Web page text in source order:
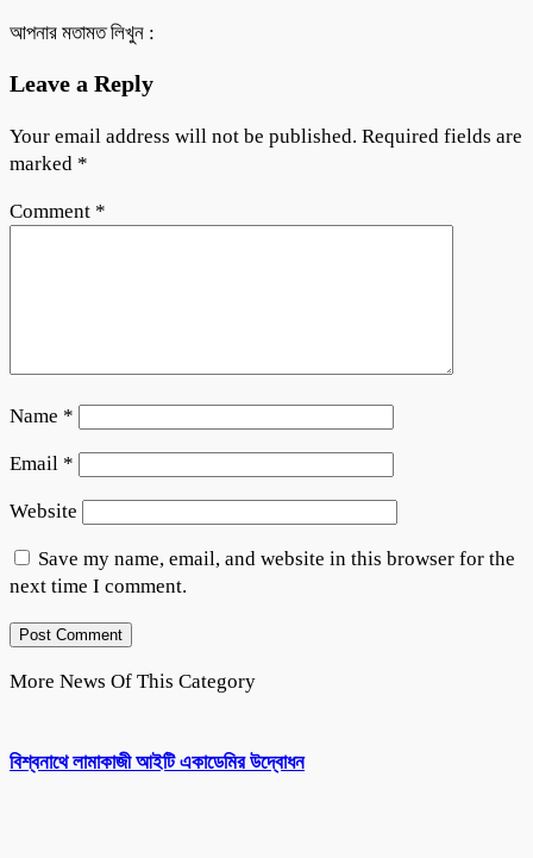
আপনার মতামত লিখুন :
Leave a Reply
Your email address will not be published. Required fields are
marked *
Comment *
Name *
Email *
Website
Save my name, email, and website in this browser for the
next time I comment.
More News Of This Category
বিশ্বনাথে লামাকাজী আইটি একাডেমির উদ্বোধন